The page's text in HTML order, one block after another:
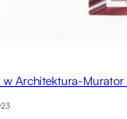
w Architektura-